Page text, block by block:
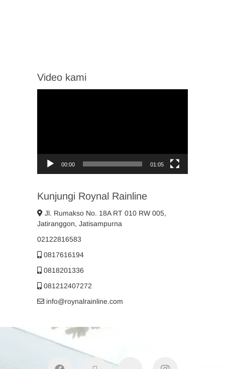
Video kami
00:00 01:05
Kunjungi Roynal Rainline
Jl. Rumakso No. 18A RT 010 RW 005,
Jatiranggon, Jatisampurna
02122816583
0817616194
0818201336
081212407272
info@roynalrainline.com